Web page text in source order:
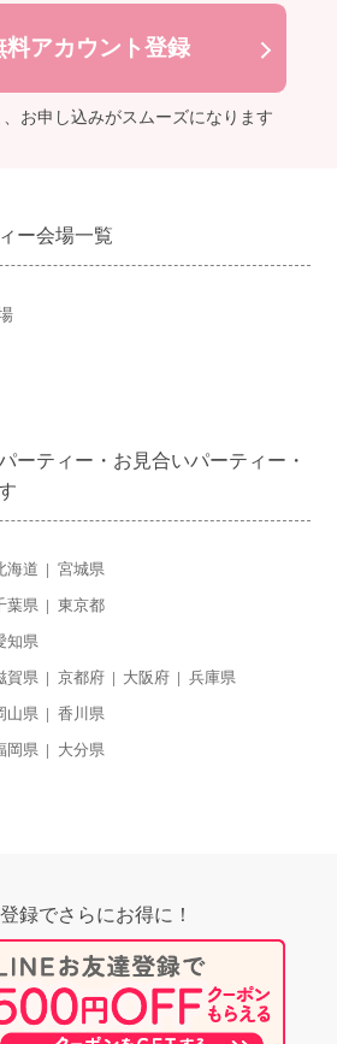
料アカウント登録
お申し込みがスムーズになります
ー会場一覧
ーティー・お見合いパーティー・
海道 宮城県
葉県 東京都
知県
賀県 京都府 大阪府 兵庫県
山県 香川県
岡県 大分県
録でさらにお得に！